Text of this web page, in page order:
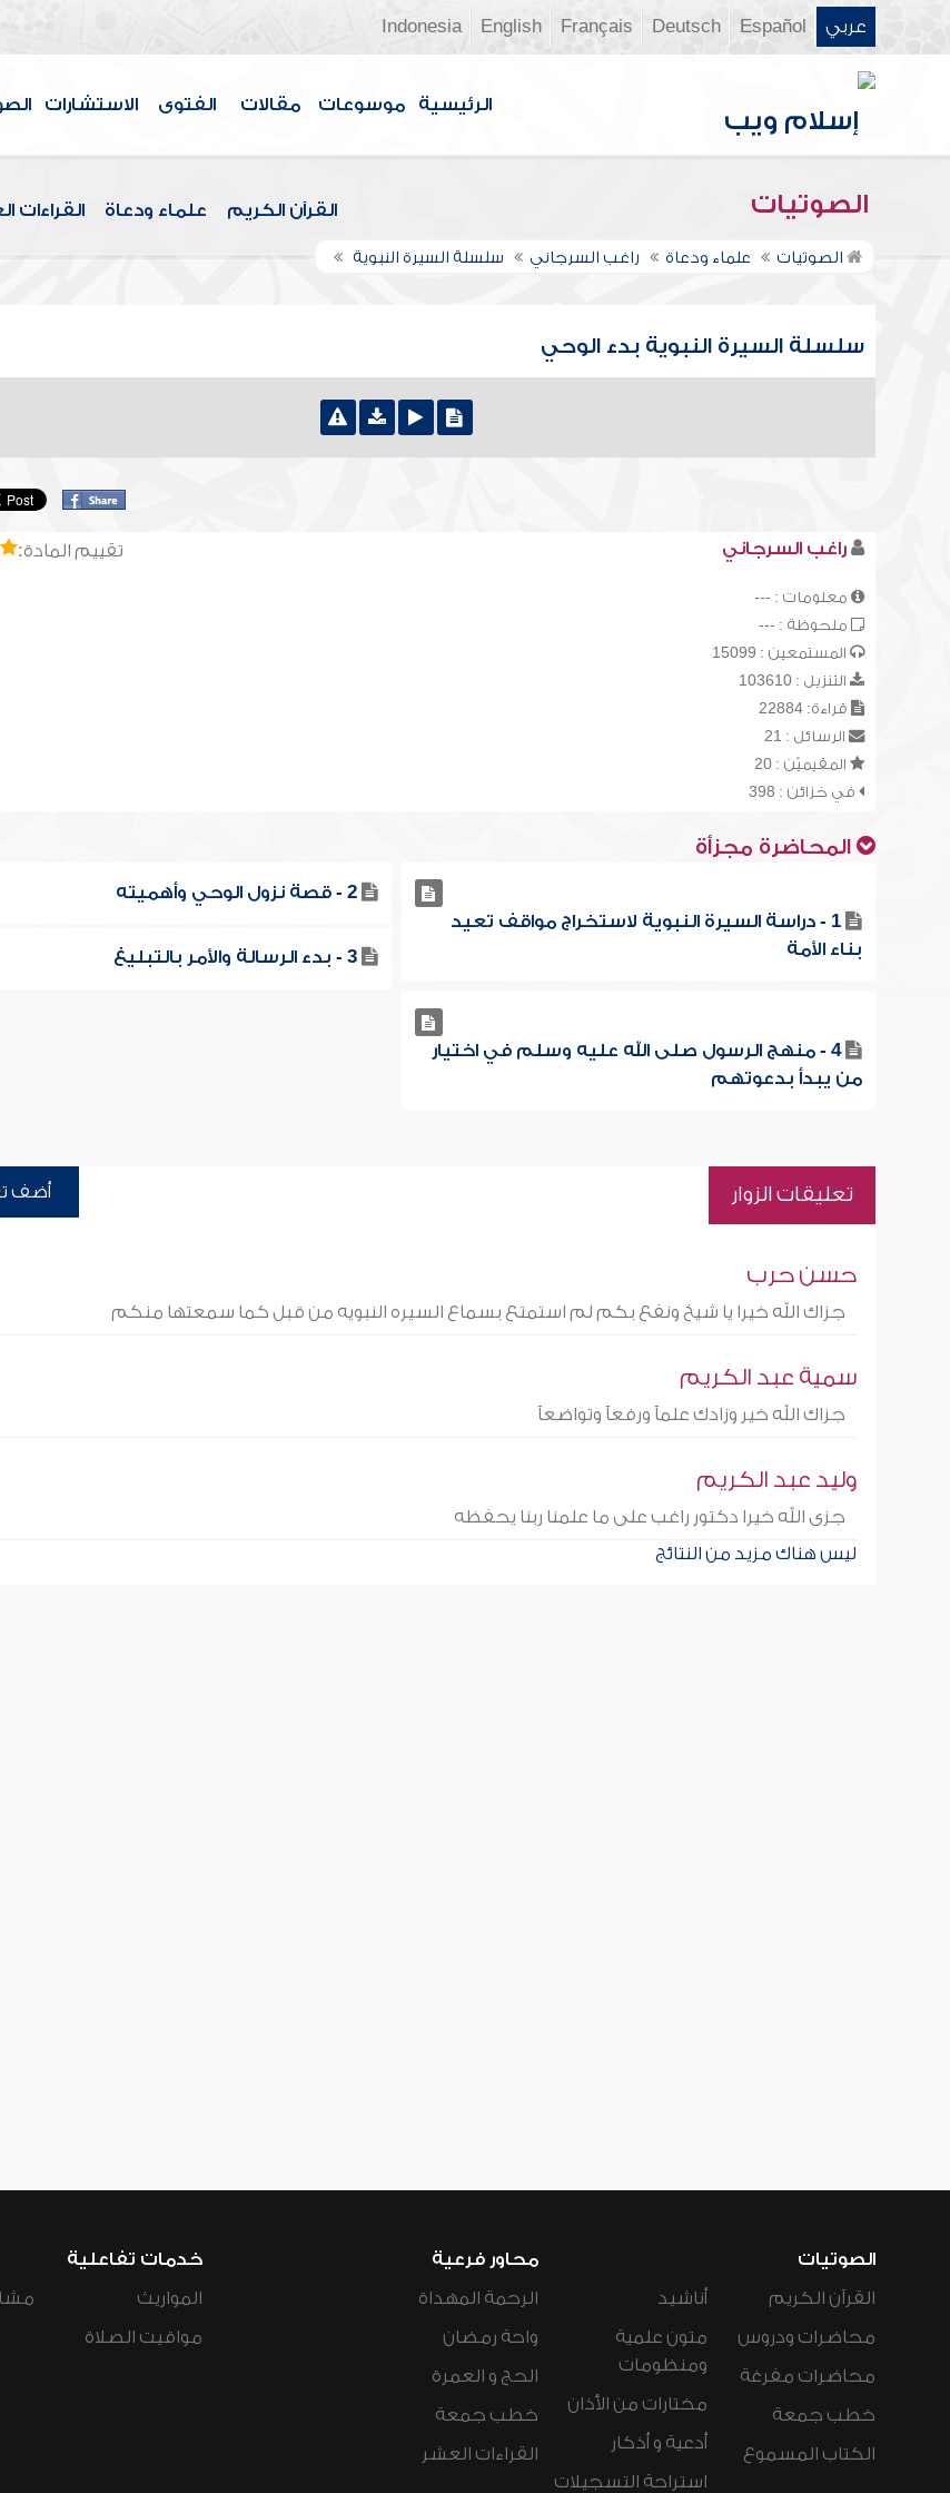
عربي Español
Deutsch
Français
English
Indonesia
الرئيسية موسوعات مقالات الفتوى الاستشارات
الصوتيات القرآن الكريم علماء ودعاة القراءات
الصوتيات علماء ودعاة راغب السرجاني سلسلة السيرة النبوية
سلسلة السيرة النبوية بدء الوحي
تقييم المادة: راغب السرجاني
معلومات : ---
ملحوظة : ---
المستمعين : 15099
التنزيل : 103610
قراءة: 22884
الرسائل : 21
المقيميّن : 20
في خزائن : 398
المحاضرة مجزأة
1 - دراسة السيرة النبوية لاستخراج مواقف تعيد
بناء الأمة
2 - قصة نزول الوحي وأهميته
3 - بدء الرسالة والأمر بالتبليغ
4 - منهج الرسول صلى الله عليه وسلم في اختيار
من يبدأ بدعوتهم
تعليقات الزوار أضف
حسن حرب
جزاك الله خيرا يا شيخ ونفع بكم لم استمتع بسماع السيره النبويه من قبل كما سمعتها منكم
سمية عبد الكريم
جزاك الله خير وزادك علمآ ورفعآ وتواضعآ
وليد عبد الكريم
جزى الله خيرا دكتور راغب على ما علمنا ربنا يحفظه
ليس هناك مزيد من النتائج
الصوتيات
القرآن الكريم
محاضرات ودروس
محاضرات مفرغة
خطب جمعة
الكتاب المسموع
أناشيد
متون علمية
ومنظومات
مختارات من الأذان
أدعية و أذكار
استراحة التسجيلات
محاور فرعية
الرحمة المهداة
واحة رمضان
الحج و العمرة
خطب جمعة
القراءات العشر
خدمات تفاعلية
المواريث
مواقيت الصلاة